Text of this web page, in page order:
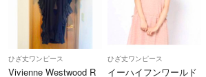
ひざ丈ワンピース
Vivienne Westwood R
ひざ丈ワンピース
イーハイフンワールド